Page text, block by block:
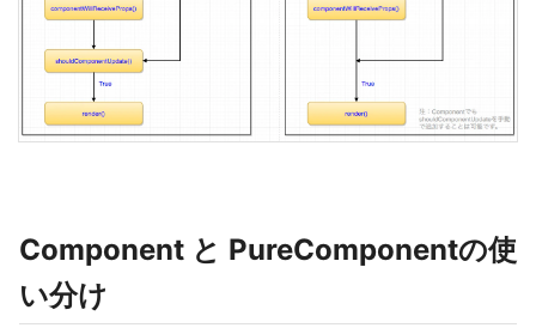
Component と PureComponentの使
い分け